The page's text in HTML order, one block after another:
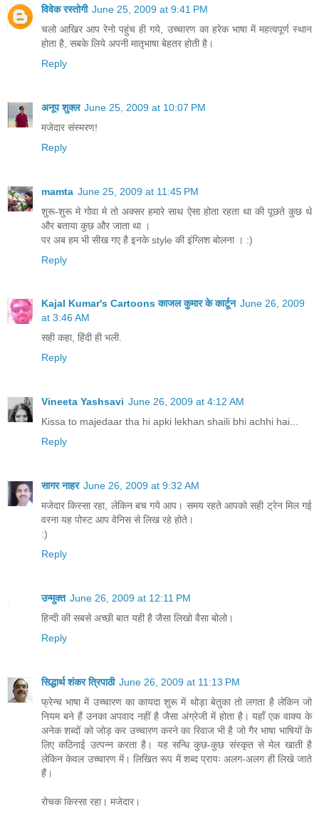
विवेक रस्तोगी June 25, 2009 at 9:41 PM
चलो आखिर आप रेनो पहुंच ही गये, उच्चारण का हरेक भाषा में महत्वपूर्ण स्थान
होता है, सबके लिये अपनी मातृभाषा बेहतर होती है।
Reply
अनूप शुक्ल June 25, 2009 at 10:07 PM
मजेदार संस्मरण!
Reply
mamta June 25, 2009 at 11:45 PM
शुरू-शुरू मे गोवा मे तो अक्सर हमारे साथ ऐसा होता रहता था की पूछते कुछ थे
और बताया कुछ और जाता था ।
पर अब हम भी सीख गए है इनके style की इंग्लिश बोलना । :)
Reply
Kajal Kumar's Cartoons काजल कुमार के कार्टून June 26, 2009
at 3:46 AM
सही कहा, हिंदी ही भली.
Reply
Vineeta Yashsavi June 26, 2009 at 4:12 AM
Kissa to majedaar tha hi apki lekhan shaili bhi achhi hai...
Reply
सागर नाहर June 26, 2009 at 9:32 AM
मजेदार किस्सा रहा, लेकिन बच गये आप। समय रहते आपको सही ट्रेन मिल गई
वरना यह पोस्ट आप वेनिस से लिख रहे होते।
:)
Reply
उन्मुक्त June 26, 2009 at 12:11 PM
हिन्दी की सबसे अच्छी बात यही है जैसा लिखो वैसा बोलो।
Reply
सिद्धार्थ शंकर त्रिपाठी June 26, 2009 at 11:13 PM
फ्रेन्च भाषा में उच्चारण का कायदा शुरू में थोड़ा बेतुका तो लगता है लेकिन जो
नियम बने हैं उनका अपवाद नहीं है जैसा अंग्रेजी में होता है। यहाँ एक वाक्य के
अनेक शब्दों को जोड़ कर उच्चारण करने का रिवाज भी है जो गैर भाषा भाषियों के
लिए कठिनाई उत्पन्न करता है। यह सन्धि कुछ-कुछ संस्कृत से मेल खाती है
लेकिन केवल उच्चारण में। लिखित रूप में शब्द प्रायः अलग-अलग ही लिखे जाते
हैं।
रोचक किस्सा रहा। मजेदार।